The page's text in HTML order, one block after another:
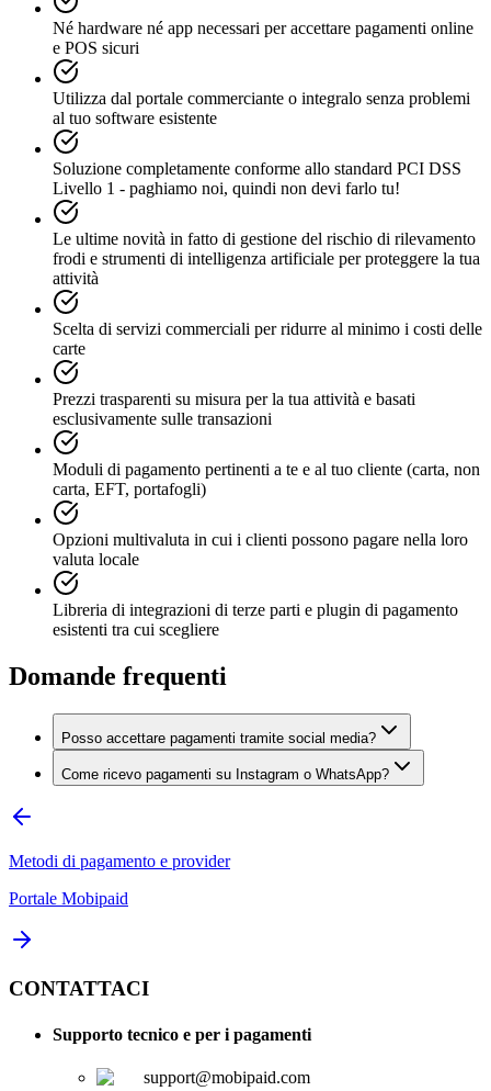
Né hardware né app necessari per accettare pagamenti online
e POS sicuri
Utilizza dal portale commerciante o integralo senza problemi
al tuo software esistente
Soluzione completamente conforme allo standard PCI DSS
Livello 1 - paghiamo noi, quindi non devi farlo tu!
Le ultime novità in fatto di gestione del rischio di rilevamento
frodi e strumenti di intelligenza artificiale per proteggere la tua
attività
Scelta di servizi commerciali per ridurre al minimo i costi delle
carte
Prezzi trasparenti su misura per la tua attività e basati
esclusivamente sulle transazioni
Moduli di pagamento pertinenti a te e al tuo cliente (carta, non
carta, EFT, portafogli)
Opzioni multivaluta in cui i clienti possono pagare nella loro
valuta locale
Libreria di integrazioni di terze parti e plugin di pagamento
esistenti tra cui scegliere
Domande frequenti
Posso accettare pagamenti tramite social media?
Come ricevo pagamenti su Instagram o WhatsApp?
Metodi di pagamento e provider
Portale Mobipaid
CONTATTACI
Supporto tecnico e per i pagamenti
support@mobipaid.com